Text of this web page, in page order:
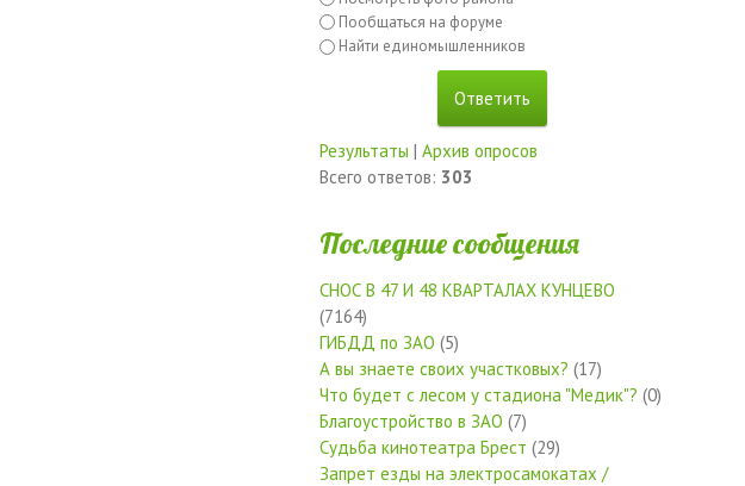
Пообщаться на форуме
Найти единомышленников
Результаты | Архив опросов
Всего ответов: 303
Последние сообщения
СНОС В 47 И 48 КВАРТАЛАХ КУНЦЕВО
(7164)
ГИБДД по ЗАО (5)
А вы знаете своих участковых? (17)
Что будет с лесом у стадиона "Медик"? (0)
Благоустройство в ЗАО (7)
Судьба кинотеатра Брест (29)
Запрет езды на электросамокатах /